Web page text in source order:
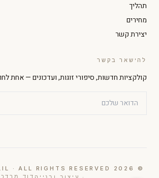
תהליך
מחירים
יצירת קשר
להישאר בקשר
קולקציות חדשות, סיפורי זוגות, ועדכונים — אחת
© 2026 KETUBOT.CO.IL · ALL RIGHTS RESERVED
דוד